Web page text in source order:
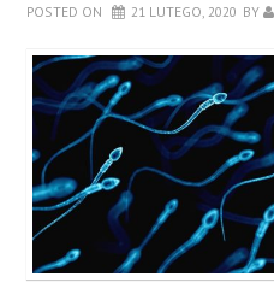
POSTED ON 21 LUTEGO, 2020 BY